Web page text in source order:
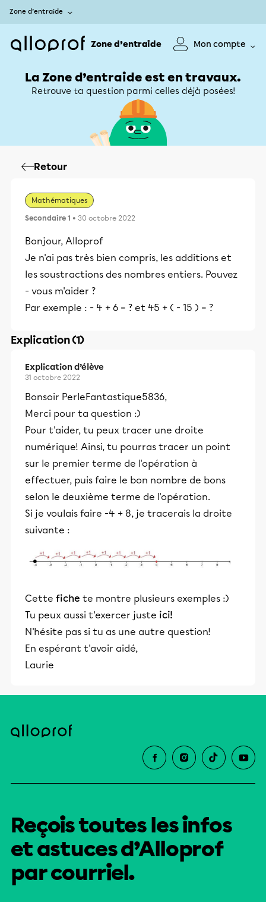
Zone d’entraide
Zone d’entraide Mon compte
La Zone d’entraide est en travaux.
Retrouve ta question parmi celles déjà posées!
Retour
Mathématiques
Secondaire 1 • 30 octobre 2022
Bonjour, Alloprof
Je n'ai pas très bien compris, les additions et
les soustractions des nombres entiers. Pouvez
- vous m'aider ?
Par exemple : - 4 + 6 = ? et 45 + ( - 15 ) = ?
Explication (1)
Explication d’élève
31 octobre 2022
Bonsoir PerleFantastique5836,
Merci pour ta question :)
Pour t'aider, tu peux tracer une droite
numérique! Ainsi, tu pourras tracer un point
sur le premier terme de l'opération à
effectuer, puis faire le bon nombre de bons
selon le deuxième terme de l'opération.
Si je voulais faire -4 + 8, je tracerais la droite
suivante :
Cette fiche te montre plusieurs exemples :)
Tu peux aussi t'exercer juste ici!
N'hésite pas si tu as une autre question!
En espérant t'avoir aidé,
Laurie
Reçois toutes les infos
et astuces d’Alloprof
par courriel.